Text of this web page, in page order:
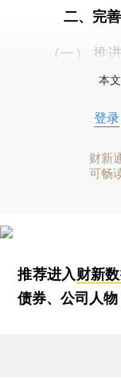
二、完
（一） 推进
本
登录
财新
可畅
推荐进入财新
债券、公司人物